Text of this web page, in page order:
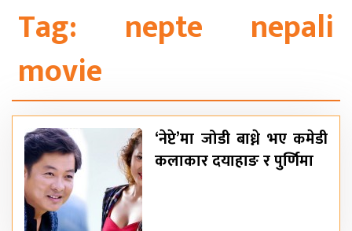
Tag: nepte nepali
movie
‘नेप्टे’मा जोडी बाध्ने भए कमेडी
कलाकार दयाहाङ र पुर्णिमा